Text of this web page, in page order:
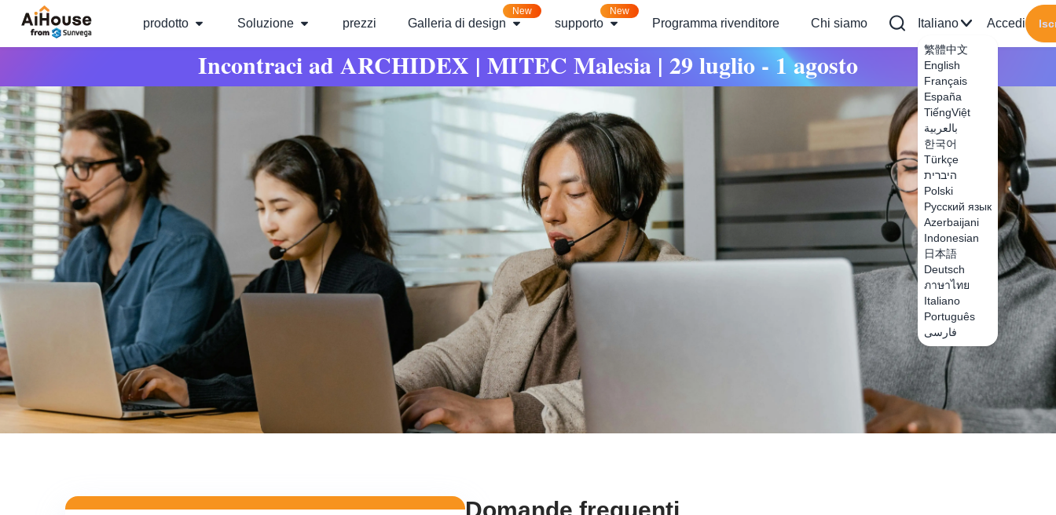
prodotto Soluzione prezzi Galleria di design
New
supporto
New
Programma rivenditore Chi siamo Italiano
繁體中文
English
Français
España
TiếngViệt
بالعربية
한국어
Türkçe
היברית
Polski
Русский язык
Azerbaijani
Indonesian
日本語
Deutsch
ภาษาไทย
Italiano
Português
فارسی
Accedi
Incontraci ad ARCHIDEX | MITEC Malesia | 29 luglio - 1 agosto
Domande frequenti